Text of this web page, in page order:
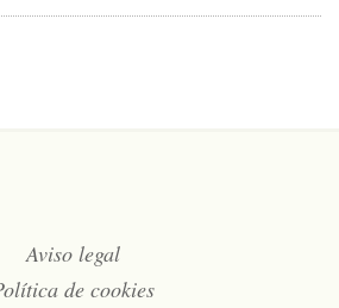
Aviso legal
de cookies